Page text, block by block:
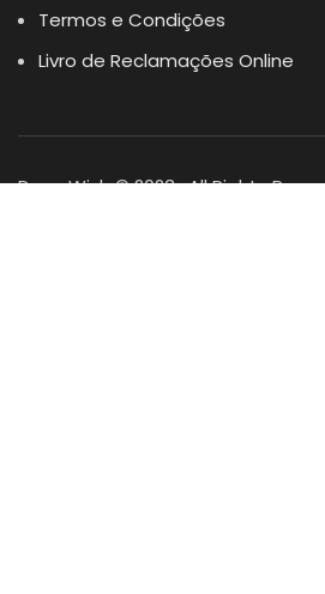
Termos e Condições
Livro de Reclamações Online
Dogs Wish © 2023 . All Rights